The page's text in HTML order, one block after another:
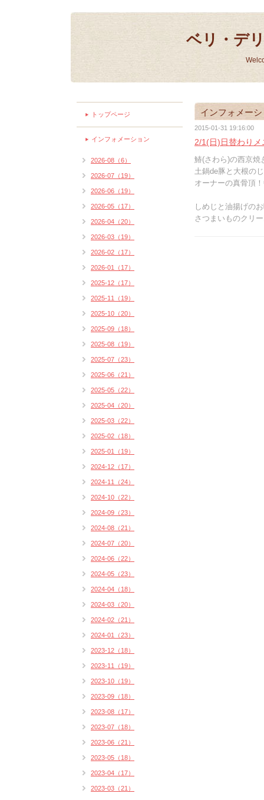
ベリ・デ
インフォメー
2015-01-31 19:16:00
2/1(日)日替わりメ
鰆(さわら)の西京焼
土鍋de豚と大根の
オーナーの真骨頂
しめじと油揚げの
さつまいものクリ
トップページ
インフォメーション
2026-08（6）
2026-07（19）
2026-06（19）
2026-05（17）
2026-04（20）
2026-03（19）
2026-02（17）
2026-01（17）
2025-12（17）
2025-11（19）
2025-10（20）
2025-09（18）
2025-08（19）
2025-07（23）
2025-06（21）
2025-05（22）
2025-04（20）
2025-03（22）
2025-02（18）
2025-01（19）
2024-12（17）
2024-11（24）
2024-10（22）
2024-09（23）
2024-08（21）
2024-07（20）
2024-06（22）
2024-05（23）
2024-04（18）
2024-03（20）
2024-02（21）
2024-01（23）
2023-12（18）
2023-11（19）
2023-10（19）
2023-09（18）
2023-08（17）
2023-07（18）
2023-06（21）
2023-05（18）
2023-04（17）
2023-03（21）